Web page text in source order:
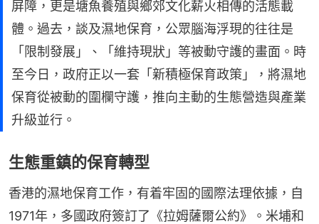
屏障，更是塘魚養殖與鄉郊文化薪火相傳的活態載
體。過去，談及濕地保育，公眾腦海浮現的往往是
「限制發展」、「維持現狀」等被動守護的畫面。時
至今日，政府正以一套「新積極保育政策」，將濕地
保育從被動的圍欄守護，推向主動的生態營造與產業
升級並行。
生態重鎮的保育轉型
香港的濕地保育工作，有着牢固的國際法理依據，自
1971年，多國政府簽訂了《拉姆薩爾公約》。米埔和